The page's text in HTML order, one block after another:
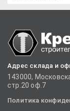
Адрес склада и
143000,
стр.20 оф.7
Политика